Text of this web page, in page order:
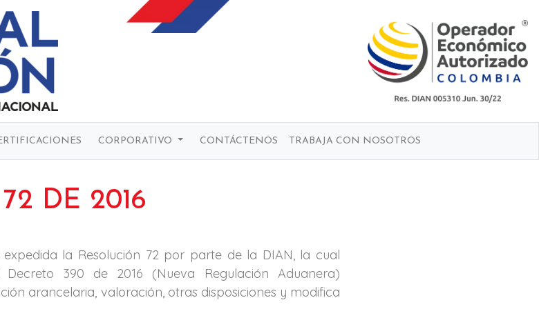
CORPORATIVO CONTÁCTENOS TRABAJA CON NOSOTROS
DE 2016
la Resolución 72 por parte de la DIAN, la cual
390 de 2016 (Nueva Regulación Aduanera)
arancelaria, valoración, otras disposiciones y modifica